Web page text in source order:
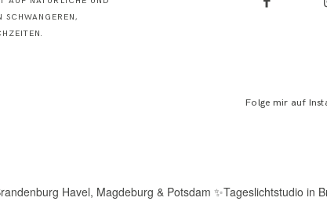
Folge mir auf
Havel, Magdeburg & Potsdam ✨Tageslichtstudio in